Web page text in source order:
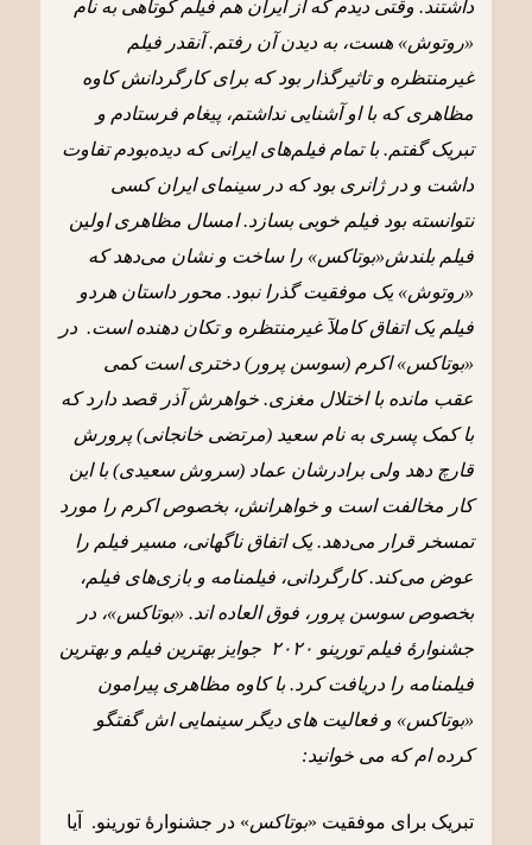
داشتند. وقتی دیدم که از ایران هم فیلم کوتاهی به نام
«روتوش» هست، به دیدن آن رفتم. آنقدر فیلم
غیرمنتظره و تاثیرگذار بود که برای کارگردانش کاوه
مظاهری که با او آشنایی نداشتم، پیغام فرستادم و
تبریک گفتم. با تمام فیلم‌های ایرانی که دیده‌بودم تفاوت
داشت و در ژانری بود که در سینمای ایران کسی
نتوانسته بود فیلم خوبی بسازد. امسال مظاهری اولین
فیلم بلندش«بوتاکس» را ساخت و نشان می‌دهد که
«روتوش» یک موفقیت گذرا نبود. محور داستان هردو
فیلم یک اتفاق کاملآ غیرمنتظره و تکان دهنده است. در
«بوتاکس» اکرم (سوسن پرور) دختری است کمی
عقب مانده با اختلال مغزی. خواهرش آذر قصد دارد که
با کمک پسری به نام سعید (مرتضی خانجانی) پرورش
قارچ دهد ولی برادرشان عماد (سروش سعیدی) با این
کار مخالفت است و خواهرانش، بخصوص اکرم را مورد
تمسخر قرار می‌دهد. یک اتفاق ناگهانی، مسیر فیلم را
عوض می‌کند. کارگردانی، فیلمنامه و بازی‌های فیلم،
بخصوص سوسن پرور، فوق العاده اند. «بوتاکس»، در
جشنوارۀ فیلم تورینو ٢٠٢٠ جوایز بهترین فیلم و بهترین
فیلمنامه را دریافت کرد. با کاوه مظاهری پیرامون
«بوتاکس» و فعالیت های دیگر سینمایی اش گفتگو
کرده ام که می خوانید:
تبریک برای موفقیت «بوتاکس»در جشنوارۀ تورینو.
آیا